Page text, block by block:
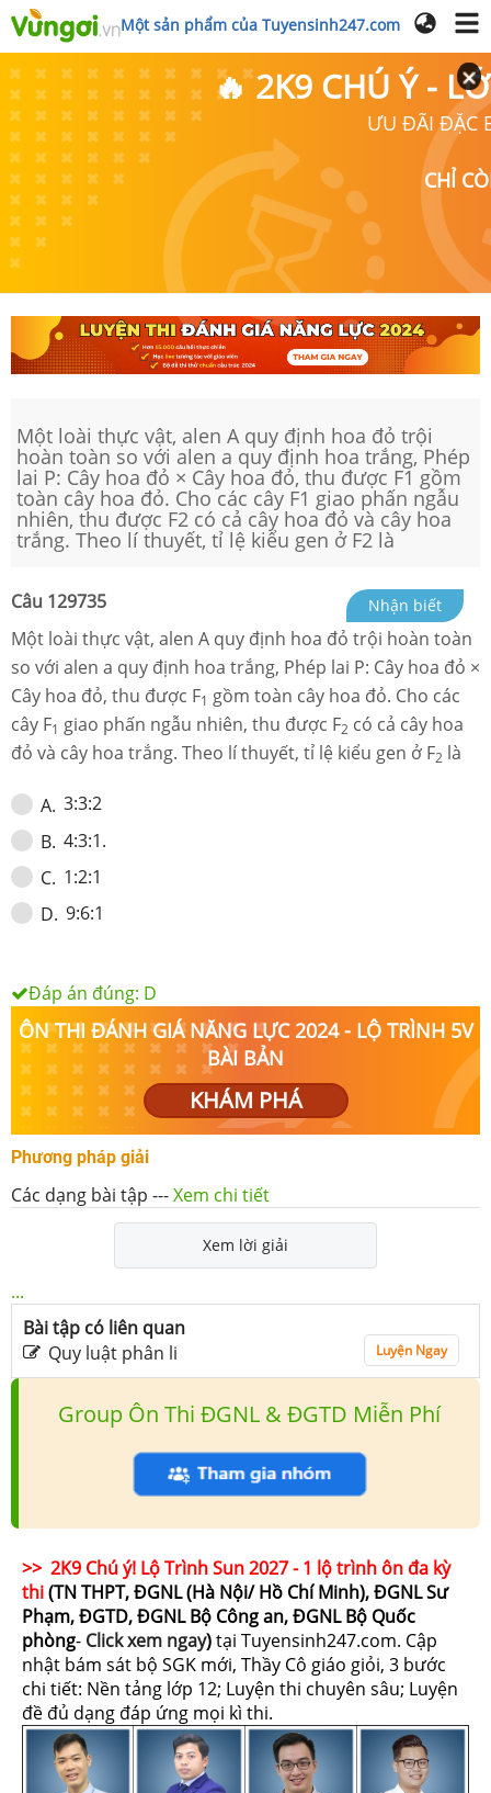
Một sản phẩm của Tuyensinh247.com
🔥 2K9 CHÚ Ý -
ƯU ĐÃI ĐẶC
CHỈ
Một loài thực vật, alen A quy định hoa đỏ trội
hoàn toàn so với alen a quy định hoa trắng, Phép
lai P: Cây hoa đỏ × Cây hoa đỏ, thu được F1 gồm
toàn cây hoa đỏ. Cho các cây F1 giao phấn ngẫu
nhiên, thu được F2 có cả cây hoa đỏ và cây hoa
trắng. Theo lí thuyết, tỉ lệ kiểu gen ở F2 là
Câu 129735 Nhận biết
Một loài thực vật, alen A quy định hoa đỏ trội hoàn toàn
so với alen a quy định hoa trắng, Phép lai P: Cây hoa đỏ ×
Cây hoa đỏ, thu được F1 gồm toàn cây hoa đỏ. Cho các
cây F1 giao phấn ngẫu nhiên, thu được F2 có cả cây hoa
đỏ và cây hoa trắng. Theo lí thuyết, tỉ lệ kiểu gen ở F2 là
A. 3:3:2
B. 4:3:1.
C. 1:2:1
D. 9:6:1
Đáp án đúng: D
ÔN THI ĐÁNH GIÁ NĂNG LỰC 2024 - LỘ TRÌNH 5V
BÀI BẢN
KHÁM PHÁ
Phương pháp giải
Các dạng bài tập ---Xem chi tiết
Xem lời giải
...
Bài tập có liên quan
Quy luật phân li
Luyện Ngay
Group Ôn Thi ĐGNL & ĐGTD Miễn Phí
>> 2K9 Chú ý! Lộ Trình Sun 2027 - 1 lộ trình ôn đa kỳ
thi(TN THPT, ĐGNL (Hà Nội/ Hồ Chí Minh), ĐGNL Sư
Phạm, ĐGTD, ĐGNL Bộ Công an, ĐGNL Bộ Quốc
phòng- Click xem ngay)tại Tuyensinh247.com. Cập
nhật bám sát bộ SGK mới, Thầy Cô giáo giỏi, 3 bước
chi tiết: Nền tảng lớp 12; Luyện thi chuyên sâu; Luyện
đề đủ dạng đáp ứng mọi kì thi.